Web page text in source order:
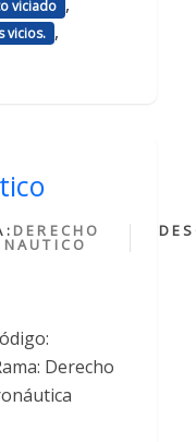
viciado
vicios. ,
DERECHO
Derecho